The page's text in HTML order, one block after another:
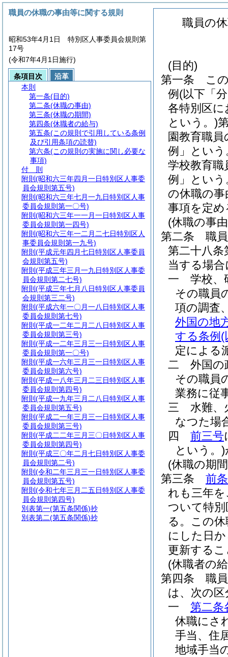
職員の
(目的)
第一条
こ
例 (以下「
各特別区
という。)
園教育職
例」という
学校教育
例」という
の休職の
事項を定
(休職の事
第二条
職
第二十八
当する場
一
学校、
その職員
項の調査
外国の地
する条例 (
定による
二
外国の
その職員
業務に従
三
水難、
なつた場
四
前三号
という。)
(休職の期
第三条
前
れも三年
ついて特
る。 この
にした日
更新する
(休職者の
第四条
職
は、次の
一
第二条
休職にさ
手当、住
地域手当
職員の休職の事由等に関する規則
昭和53年4月1日 特別区人事委員会規則第
17号
(令和7年4月1日施行)
条項目次
沿革
本則
第一条(目的)
第二条(休職の事由)
第三条(休職の期間)
第四条(休職者の給与)
第五条(この規則で引用している条例
及び引用条項の読替)
第六条(この規則の実施に関し必要な
事項)
付 則
附則 (昭和六三年四月一日特別区人事委
員会規則第五号)
附則 (昭和六三年七月一九日特別区人事
委員会規則第一〇号)
附則 (昭和六三年一一月一日特別区人事
委員会規則第一四号)
附則 (昭和六三年一二月二七日特別区人
事委員会規則第一九号)
附則 (平成元年四月七日特別区人事委員
会規則第五号)
附則 (平成三年三月一九日特別区人事委
員会規則第二七号)
附則 (平成三年七月八日特別区人事委員
会規則第三二号)
附則 (平成六年一〇月一八日特別区人事
委員会規則第七号)
附則 (平成一二年二月二八日特別区人事
委員会規則第三号)
附則 (平成一二年三月三一日特別区人事
委員会規則第一〇号)
附則 (平成一六年三月三一日特別区人事
委員会規則第六号)
附則 (平成一八年三月二三日特別区人事
委員会規則第四号)
附則 (平成一九年三月二八日特別区人事
委員会規則第五号)
附則 (平成二一年三月三一日特別区人事
委員会規則第三号)
附則 (平成二二年三月三〇日特別区人事
委員会規則第四号)
附則 (平成三〇年二月七日特別区人事委
員会規則第二号)
附則 (令和二年三月三一日特別区人事委
員会規則第五号)
附則 (令和七年三月二五日特別区人事委
員会規則第四号)
別表第一(第五条関係)抄
別表第二(第五条関係)抄